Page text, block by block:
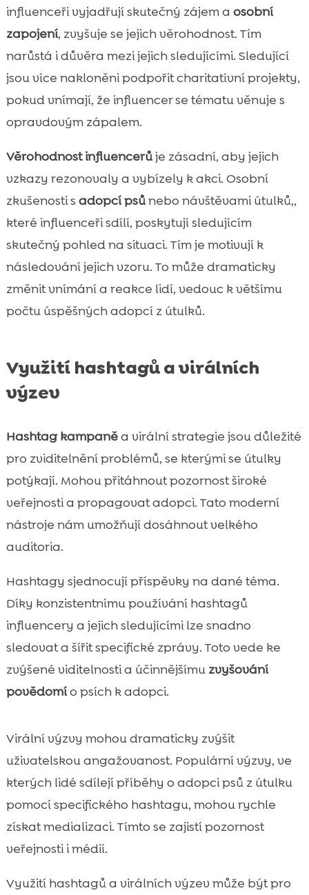
influenceři vyjadřují skutečný zájem a osobní
zapojení, zvyšuje se jejich věrohodnost. Tím
narůstá i důvěra mezi jejich sledujícími. Sledující
jsou více nakloněni podpořit charitatívní projekty,
pokud vnímají, že influencer se tématu věnuje s
opravdovým zápalem.
Věrohodnost influencerůje zásadní, aby jejich
vzkazy rezonovaly a vybízely k akci. Osobní
zkušenosti s adopcí psůnebo návštěvami útulků,,
které influenceři sdílí, poskytují sledujícím
skutečný pohled na situaci. Tím je motivují k
následování jejich vzoru. To může dramaticky
změnit vnímání a reakce lidí, vedouc k většímu
počtu úspěšných adopcí z útulků.
Využití hashtagů a virálních
výzev
Hashtag kampaněa virální strategie jsou důležité
pro zviditelnění problémů, se kterými se útulky
potýkají. Mohou přitáhnout pozornost široké
veřejnosti a propagovat adopci. Tato moderní
nástroje nám umožňují dosáhnout velkého
auditoria.
Hashtagy sjednocují příspěvky na dané téma.
Díky konzistentnímu používání hashtagů
influencery a jejich sledujícími lze snadno
sledovat a šířit specifické zprávy. Toto vede ke
zvýšené viditelnosti a účinnějšímu zvyšování
povědomío psích k adopci.
Virální výzvy mohou dramaticky zvýšit
uživatelskou angažovanost. Populární výzvy, ve
kterých lidé sdílejí příběhy o adopci psů z útulku
pomocí specifického hashtagu, mohou rychle
získat medializaci. Tímto se zajistí pozornost
veřejnosti i médií.
Využití hashtagů a virálních výzev může být pro